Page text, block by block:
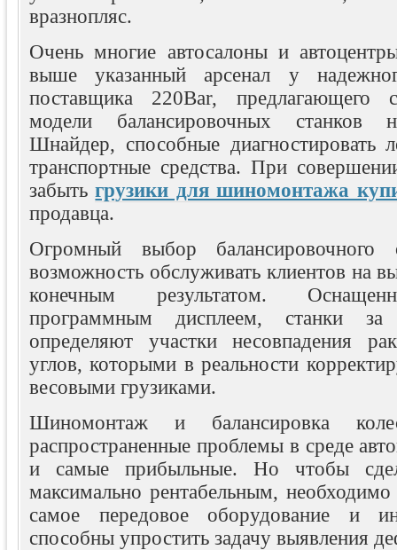
вразнопляс.
Очень многие автосалоны и
выше указанный арсенал у
поставщика 220Ваr, предлагающего
модели балансировочных станков
Шнайдер, способные диагностировать
транспортные средства. При
забытьгрузики для шиномонтажа
продавца.
Огромный выбор балансировочного
возможность обслуживать клиентов на
конечным результатом.
программным дисплеем, станки за
определяют участки несовпадения
углов, которыми в реальности
весовыми грузиками.
Шиномонтаж и балансировка
распространенные проблемы в среде
и самые прибыльные. Но чтобы
максимально рентабельным,
самое передовое оборудование и
способны упростить задачу выявления